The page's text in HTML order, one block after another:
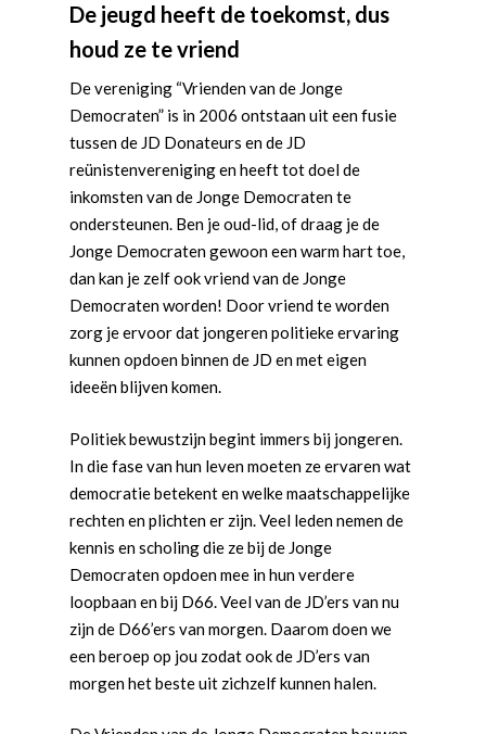
De jeugd heeft de toekomst, dus
houd ze te vriend
De vereniging “Vrienden van de Jonge
Democraten” is in 2006 ontstaan uit een fusie
tussen de JD Donateurs en de JD
reünistenvereniging en heeft tot doel de
inkomsten van de Jonge Democraten te
ondersteunen. Ben je oud-lid, of draag je de
Jonge Democraten gewoon een warm hart toe,
dan kan je zelf ook vriend van de Jonge
Democraten worden! Door vriend te worden
zorg je ervoor dat jongeren politieke ervaring
kunnen opdoen binnen de JD en met eigen
ideeën blijven komen.
Politiek bewustzijn begint immers bij jongeren.
In die fase van hun leven moeten ze ervaren wat
democratie betekent en welke maatschappelijke
rechten en plichten er zijn. Veel leden nemen de
kennis en scholing die ze bij de Jonge
Democraten opdoen mee in hun verdere
loopbaan en bij D66. Veel van de JD’ers van nu
zijn de D66’ers van morgen. Daarom doen we
een beroep op jou zodat ook de JD’ers van
morgen het beste uit zichzelf kunnen halen.